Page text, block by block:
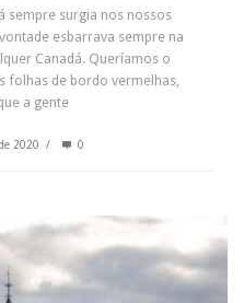
sempre surgia nos nossos
esbarrava sempre na
Canadá. Queríamos o
folhas de bordo vermelhas,
a gente
2020 / 0